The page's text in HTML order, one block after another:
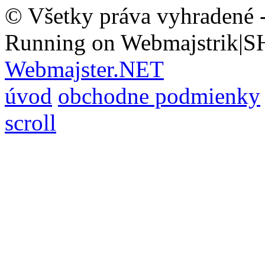
© Všetky práva vyhradené
Running on
Webmajster.NET
úvod obchodne podmienky
scroll